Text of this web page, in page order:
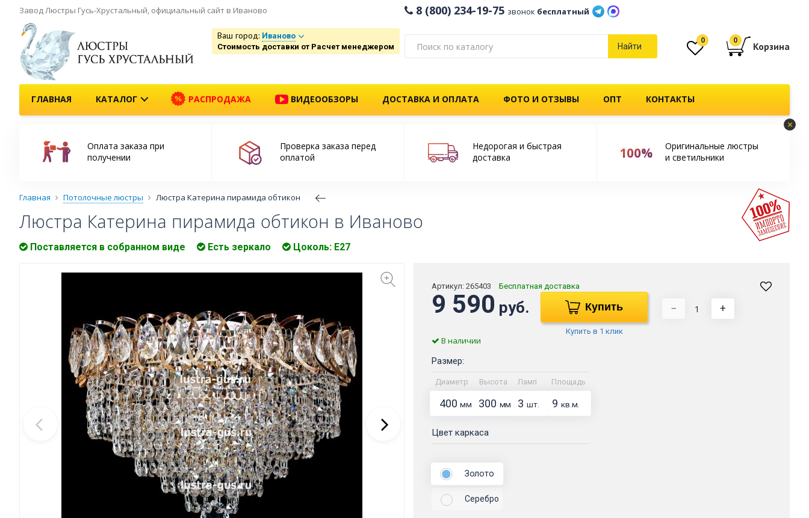
Завод Люстры Гусь-Хрустальный, официальный сайт в Иваново 8 (800) 234-19-75 звонок бесплатный
Ваш город: Иваново
Стоимость доставки от Расчет менеджером Найти
0 0
Корзина
ГЛАВНАЯ КАТАЛОГ РАСПРОДАЖА ВИДЕООБЗОРЫ ДОСТАВКА И ОПЛАТА ФОТО И ОТЗЫВЫ ОПТ КОНТАКТЫ
×
Оплата заказа при
получении
Проверка заказа перед
оплатой
Недорогая и быстрая
доставка
100%
Оригинальные люстры
и светильники
Главная Потолочные люстры Люстра Катерина пирамида обтикон
Люстра Катерина пирамида обтикон в Иваново
Поставляется в собранном виде Есть зеркало Цоколь: Е27
Артикул: 265403 Бесплатная доставка
9 590 руб. Купить
Купить в 1 клик
− +
В наличии
Размер:
Диаметр Высота Ламп Площадь
400мм 300 мм 3 шт. 9 кв.м.
Цвет каркаса
Золото
Серебро